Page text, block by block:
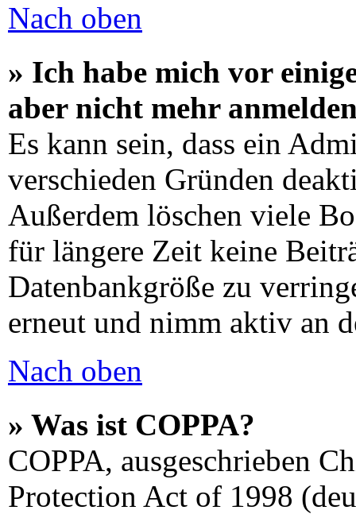
Nach oben
» Ich habe mich vor
aber nicht mehr
Es kann sein, dass ein
verschieden Gründen
Außerdem löschen viele
für längere Zeit keine
Datenbankgröße zu
erneut und nimm aktiv an
Nach oben
» Was ist COPPA?
COPPA, ausgeschrieben
Protection Act of 1998